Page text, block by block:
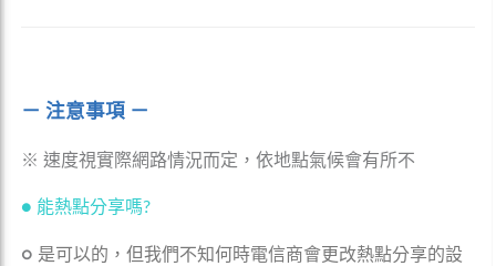
－ 注意事項 －
※ 速度視實際網路情況而定，依地點氣候會有所不
● 能熱點分享嗎?
○ 是可以的，但我們不知何時電信商會更改熱點分享的設